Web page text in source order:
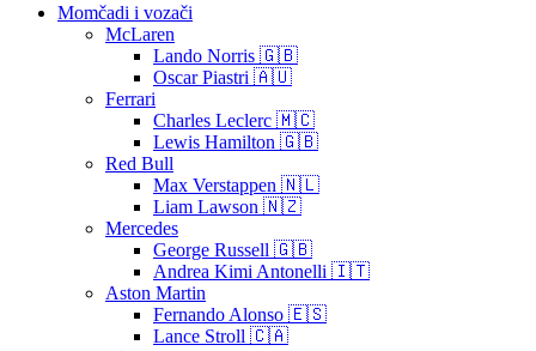
Momčadi i vozači
McLaren
Lando Norris 🇬🇧
Oscar Piastri 🇦🇺
Ferrari
Charles Leclerc 🇲🇨
Lewis Hamilton 🇬🇧
Red Bull
Max Verstappen 🇳🇱
Liam Lawson 🇳🇿
Mercedes
George Russell 🇬🇧
Andrea Kimi Antonelli 🇮🇹
Aston Martin
Fernando Alonso 🇪🇸
Lance Stroll 🇨🇦